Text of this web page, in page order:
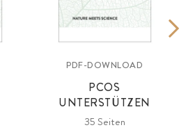
PDF-DOWNLOAD
PCOS
UNTERSTÜTZEN
35 Seiten